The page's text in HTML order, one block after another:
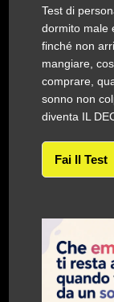
Test di
dormito male
finché non
mangiare,
comprare,
sonno non
diventa IL
Fai Il Test